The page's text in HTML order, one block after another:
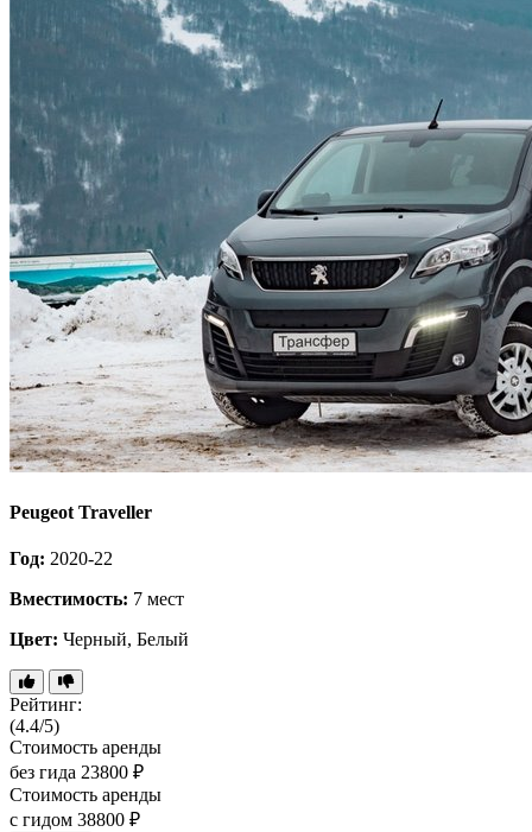
Peugeot Traveller
Год: 2020-22
Вместимость: 7 мест
Цвет: Черный, Белый
Рейтинг:
(4.4/5)
Стоимость аренды
без гида 23800 ₽
Стоимость аренды
с гидом 38800 ₽